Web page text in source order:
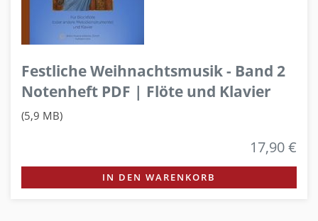
Festliche Weihnachtsmusik - Band 2
Notenheft PDF | Flöte und Klavier
(5,9 MB)
17,90 €
IN DEN WARENKORB